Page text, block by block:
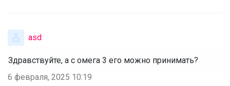
asd
Здравствуйте, а с омега 3 его можно принимать?
6 февраля, 2025 10:19